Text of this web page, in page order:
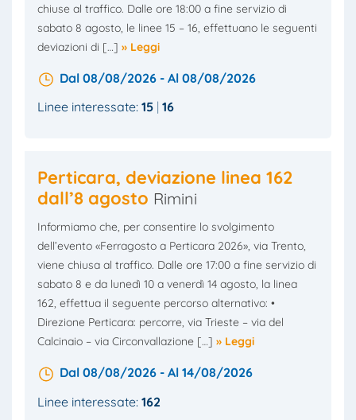
chiuse al traffico. Dalle ore 18:00 a fine servizio di
sabato 8 agosto, le linee 15 – 16, effettuano le seguenti
deviazioni di […] » Leggi
Dal 08/08/2026 - Al 08/08/2026
Linee interessate: 15 16
Perticara, deviazione linea 162
dall’8 agosto Rimini
Informiamo che, per consentire lo svolgimento
dell’evento «Ferragosto a Perticara 2026», via Trento,
viene chiusa al traffico. Dalle ore 17:00 a fine servizio di
sabato 8 e da lunedì 10 a venerdì 14 agosto, la linea
162, effettua il seguente percorso alternativo: •
Direzione Perticara: percorre, via Trieste – via del
Calcinaio – via Circonvallazione […] » Leggi
Dal 08/08/2026 - Al 14/08/2026
Linee interessate: 162